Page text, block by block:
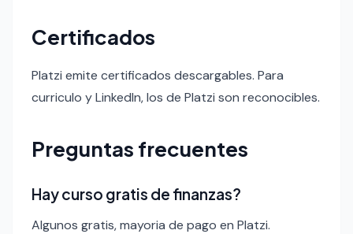
Certificados
Platzi emite certificados descargables. Para
curriculo y LinkedIn, los de Platzi son reconocibles.
Preguntas frecuentes
Hay curso gratis de finanzas?
Algunos gratis, mayoria de pago en Platzi.